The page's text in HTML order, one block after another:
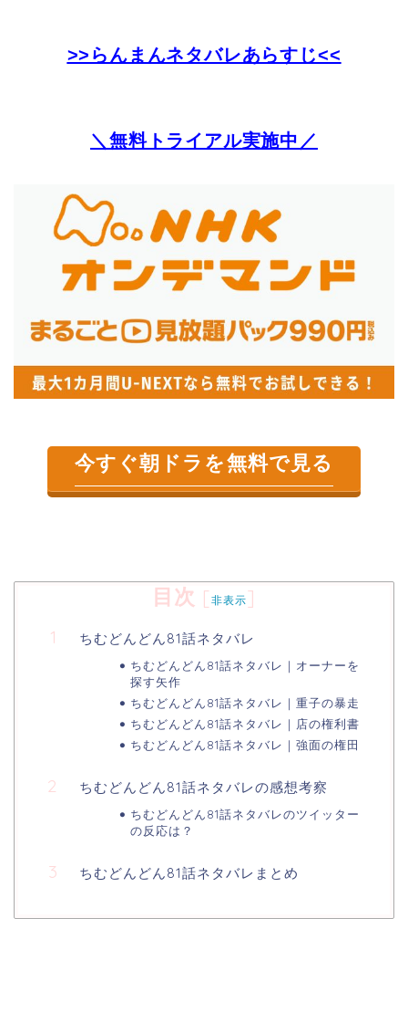
>>らんまんネタバレあらすじ<<
＼無料トライアル実施中／
今すぐ朝ドラを無料で見る
目次 [ 非表示]
ちむどんどん81話ネタバレ
ちむどんどん81話ネタバレ｜オーナーを
探す矢作
ちむどんどん81話ネタバレ｜重子の暴走
ちむどんどん81話ネタバレ｜店の権利書
ちむどんどん81話ネタバレ｜強面の権田
ちむどんどん81話ネタバレの感想考察
ちむどんどん81話ネタバレのツイッター
の反応は？
ちむどんどん81話ネタバレまとめ